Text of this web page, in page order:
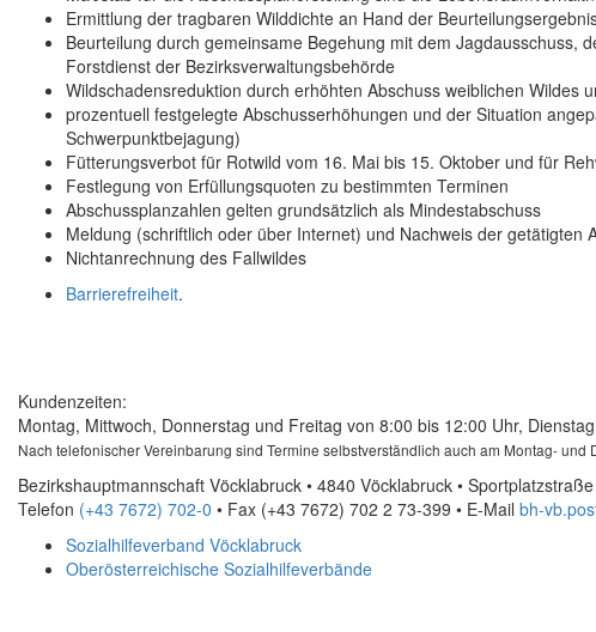
Ermittlung der tragbaren Wilddichte an Hand der
Beurteilung durch gemeinsame Begehung mit dem Jagdausschuss,
Forstdienst der Bezirksverwaltungsbehörde
Wildschadensreduktion durch erhöhten Abschuss weiblichen Wildes
prozentuell festgelegte Abschusserhöhungen und der Situation
Schwerpunktbejagung)
Fütterungsverbot für Rotwild vom 16. Mai bis 15. Oktober und für
Festlegung von Erfüllungsquoten zu bestimmten Terminen
Abschussplanzahlen gelten grundsätzlich als Mindestabschuss
Meldung (schriftlich oder über Internet) und Nachweis der getätigten
Nichtanrechnung des Fallwildes
Barrierefreiheit.
Kundenzeiten:
Montag, Mittwoch, Donnerstag und Freitag von 8:00 bis 12:00 Uhr,
Nach telefonischer Vereinbarung sind Termine selbstverständlich auch am Montag- und
Bezirkshauptmannschaft Vöcklabruck • 4840 Vöcklabruck •
Telefon (+43 7672) 702-0 • Fax (+43 7672) 702 2 73-399 • E-Mail bh-
Sozialhilfeverband Vöcklabruck
Oberösterreichische Sozialhilfeverbände